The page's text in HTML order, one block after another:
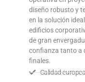
diseño robusto y
en la solución
edificios
de gran
confianza tanto a
finales.
Calidad